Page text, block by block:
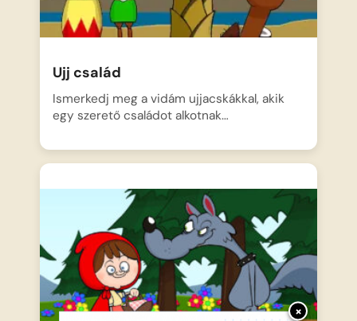
×
Ujj család
Ismerkedj meg a vidám ujjacskákkal, akik
egy szerető családot alkotnak…